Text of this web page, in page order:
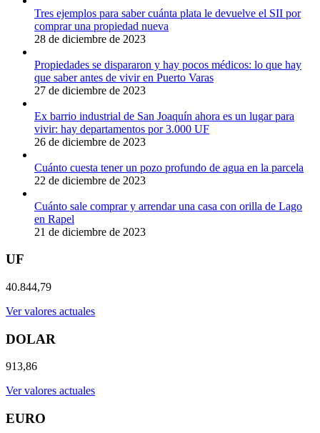
Tres ejemplos para saber cuánta plata le devuelve el SII por
comprar una propiedad nueva
28 de diciembre de 2023
Propiedades se dispararon y hay pocos médicos: lo que hay
que saber antes de vivir en Puerto Varas
27 de diciembre de 2023
Ex barrio industrial de San Joaquín ahora es un lugar para
vivir: hay departamentos por 3.000 UF
26 de diciembre de 2023
Cuánto cuesta tener un pozo profundo de agua en la parcela
22 de diciembre de 2023
Cuánto sale comprar y arrendar una casa con orilla de Lago
en Rapel
21 de diciembre de 2023
UF
40.844,79
Ver valores actuales
DOLAR
913,86
Ver valores actuales
EURO